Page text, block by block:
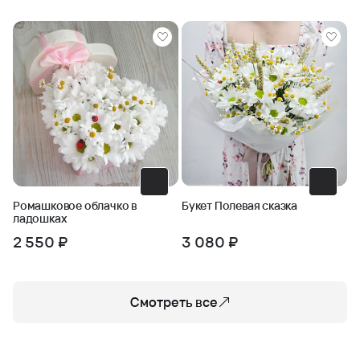
создавая впечатление живописного луга. Такой букет
подарит положительные эмоции и поднимет
настроение любому человеку.
Поводы для подарка
Вы можете подарить этот букет по самым разным
поводам:
Просто так: Почему бы не порадовать близкого
человека просто так, без повода?
День рождения
: Пусть ваш подарок запомнится
значимость человека.
Ромашковое облачко в
ладошках
2 550 ₽
Букет Полевая сказка
3 080 ₽
Смотреть все